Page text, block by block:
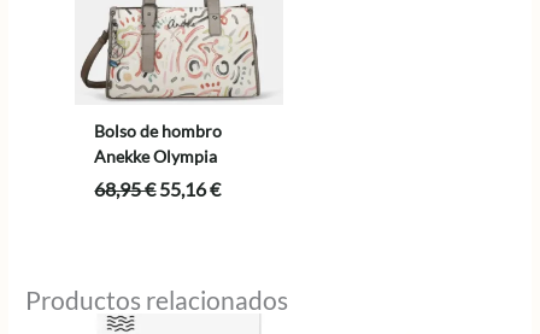
Bolso de hombro
Anekke Olympia
68,95€El
55,16€El
Productos relacionados